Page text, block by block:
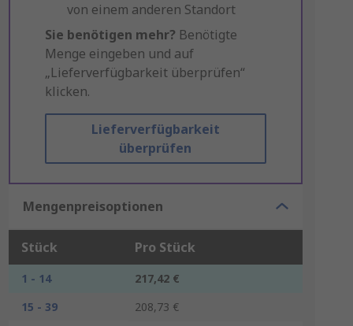
von einem anderen Standort
Sie benötigen mehr? Benötigte
Menge eingeben und auf
„Lieferverfügbarkeit überprüfen“
klicken.
Lieferverfügbarkeit
überprüfen
Mengenpreisoptionen
Stück Pro Stück
1 - 14
217,42 €
15 - 39
208,73 €